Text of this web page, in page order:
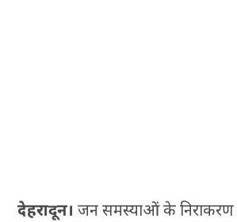
देहरादून। जन समस्याओं के निराकरण